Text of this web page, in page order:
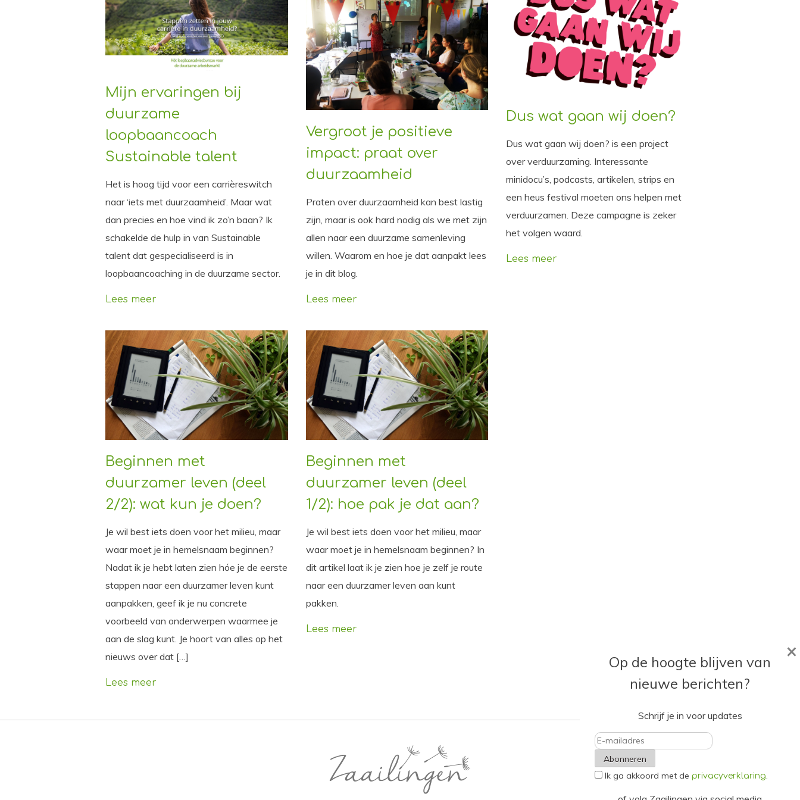
Mijn ervaringen bij
duurzame
loopbaancoach
Sustainable talent
Het is hoog tijd voor een carrièreswitch
naar ‘iets met duurzaamheid’. Maar wat
dan precies en hoe vind ik zo’n baan? Ik
schakelde de hulp in van Sustainable
talent dat gespecialiseerd is in
loopbaancoaching in de duurzame sector.
Lees meer
Vergroot je positieve
impact: praat over
duurzaamheid
Praten over duurzaamheid kan best lastig
zijn, maar is ook hard nodig als we met zijn
allen naar een duurzame samenleving
willen. Waarom en hoe je dat aanpakt lees
je in dit blog.
Lees meer
Dus wat gaan wij doen?
Dus wat gaan wij doen? is een project
over verduurzaming. Interessante
minidocu’s, podcasts, artikelen, strips en
een heus festival moeten ons helpen met
verduurzamen. Deze campagne is zeker
het volgen waard.
Lees meer
Beginnen met
duurzamer leven (deel
2/2): wat kun je doen?
Je wil best iets doen voor het milieu, maar
waar moet je in hemelsnaam beginnen?
Nadat ik je hebt laten zien hóe je de eerste
stappen naar een duurzamer leven kunt
aanpakken, geef ik je nu concrete
voorbeeld van onderwerpen waarmee je
aan de slag kunt. Je hoort van alles op het
nieuws over dat […]
Lees meer
Beginnen met
duurzamer leven (deel
1/2): hoe pak je dat aan?
Je wil best iets doen voor het milieu, maar
waar moet je in hemelsnaam beginnen? In
dit artikel laat ik je zien hoe je zelf je route
naar een duurzamer leven aan kunt
pakken.
Lees meer
Op de hoogte blijven van
nieuwe berichten?
Schrijf je in voor updates
E-
mailadres
Ik ga akkoord met de privacyverklaring.
×